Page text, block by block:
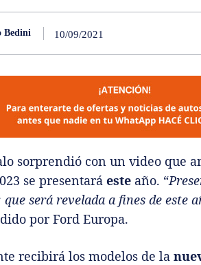
Bedini 10/09/2021
sorprendió con un video que
se presentará este año. “
que será revelada a fines de este
por Ford Europa.
recibirá los modelos de la